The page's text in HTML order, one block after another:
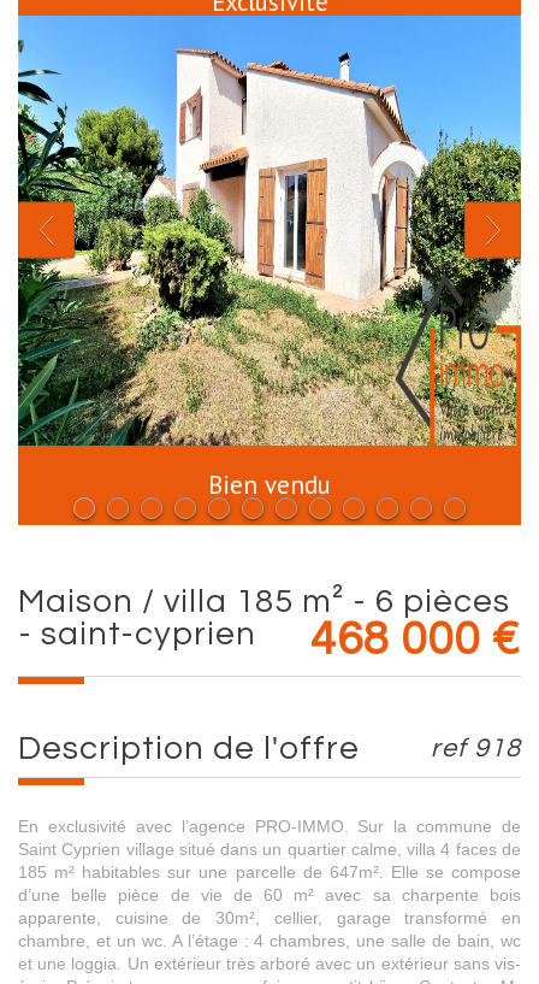
Bien vendu
maison / villa 185 m² - 6 pièces
- saint-cyprien
468 000 €
description de l'offre ref 918
En exclusivité avec l’agence PRO-IMMO. Sur la commune de
Saint Cyprien village situé dans un quartier calme, villa 4 faces de
185 m² habitables sur une parcelle de 647m². Elle se compose
d’une belle pièce de vie de 60 m² avec sa charpente bois
apparente, cuisine de 30m², cellier, garage transformé en
chambre, et un wc. A l’étage : 4 chambres, une salle de bain, wc
et une loggia. Un extérieur très arboré avec un extérieur sans vis-